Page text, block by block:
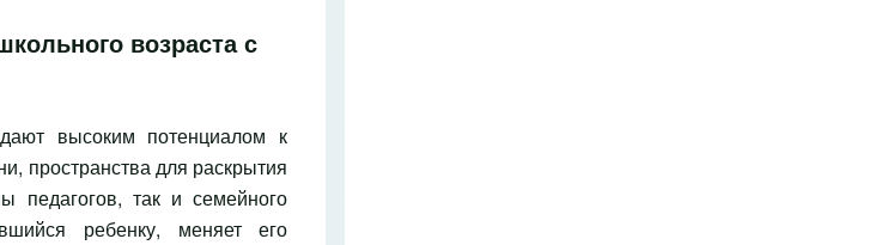
возраста с
высоким потенциалом к
пространства для раскрытия
педагогов, так и семейного
ребенку, меняет его